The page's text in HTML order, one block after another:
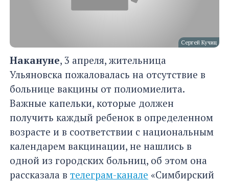
Сергей Кучиц
Накануне, 3 апреля, жительница
Ульяновска пожаловалась на отсутствие в
больнице вакцины от полиомиелита.
Важные капельки, которые должен
получить каждый ребенок в определенном
возрасте и в соответствии с национальным
календарем вакцинации, не нашлись в
одной из городских больниц, об этом она
рассказала в телеграм-канале «Симбирский